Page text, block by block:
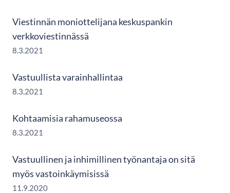
Viestinnän moniottelijana keskuspankin
verkkoviestinnässä
8.3.2021
Vastuullista varainhallintaa
8.3.2021
Kohtaamisia rahamuseossa
8.3.2021
Vastuullinen ja inhimillinen työnantaja on sitä
myös vastoinkäymisissä
11.9.2020